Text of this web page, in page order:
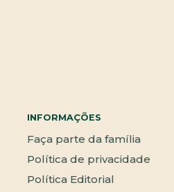
INFORMAÇÕES
Faça parte da família
Política de privacidade
Política Editorial